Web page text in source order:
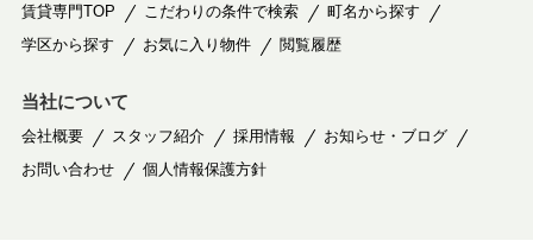
賃貸専門TOP こだわりの条件で検索
町名から探す
学区から探す
お気に入り物件 閲覧履歴
当社について
会社概要 スタッフ紹介 採用情報
お知らせ・ブログ
お問い合わせ
個人情報保護方針